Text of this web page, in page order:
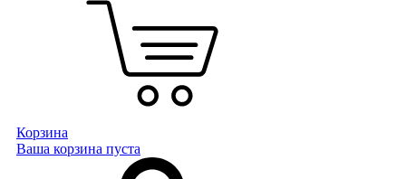
Корзина
Ваша корзина пуста